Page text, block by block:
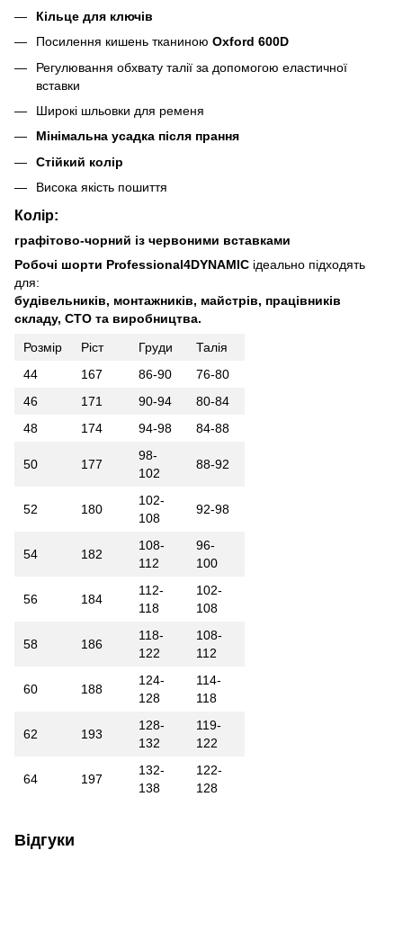
Кільце для ключів
Посилення кишень тканиною Oxford 600D
Регулювання обхвату талії за допомогою еластичної
вставки
Широкі шльовки для ременя
Мінімальна усадка після прання
Стійкий колір
Висока якість пошиття
Колір:
графітово-чорний із червоними вставками
Робочі шорти Professional4DYNAMIC ідеально підходять
для:
будівельників, монтажників, майстрів, працівників
складу, СТО та виробництва.
Розмір
Ріст Груди
Талія
44
167 86-90
76-80
46
171 90-94
80-84
48
174 94-98 84-88
50 177
98-
102
88-92
52 180
102-
108
92-98
54 182
108-
112
96-
100
56 184
112-
118
102-
108
58 186
118-
122
108-
112
60 188
124-
128
114-
118
62 193
128-
132
119-
122
64 197
132-
138
122-
128
Відгуки